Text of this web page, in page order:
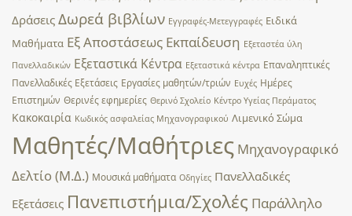
Δράσεις Δωρεά βιβλίων Εγγραφές-Μετεγγραφές Ειδικά
Μαθήματα Εξ Αποστάσεως Εκπαίδευση Εξεταστέα ύλη
Πανελλαδικών Εξεταστικά Κέντρα Εξεταστικά κέντρα Επαναληπτικές
Πανελλαδικές Εξετάσεις Εργασίες μαθητών/τριών Ευχές Ημέρες
Επιστημών Θερινές εφημερίες Θερινό Σχολείο Κέντρο Υγείας Περάματος
Κακοκαιρία Κωδικός ασφαλείας Μηχανογραφικού Λιμενικό Σώμα
Μαθητές/Μαθήτριες Μηχανογραφικό
Δελτίο (Μ.Δ.) Μουσικά μαθήματα Οδηγίες Πανελλαδικές
Εξετάσεις Πανεπιστήμια/Σχολές Παράλληλο